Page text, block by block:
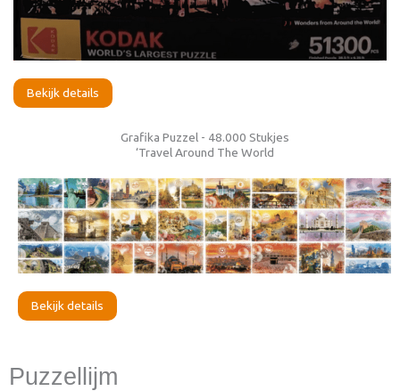
Bekijk details
Grafika Puzzel - 48.000 Stukjes
‘Travel Around The World
Bekijk details
Puzzellijm